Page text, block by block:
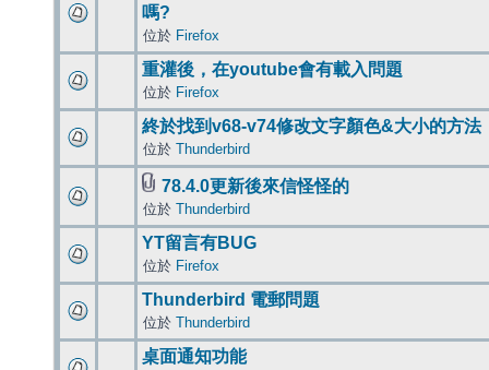
嗎?
位於 Firefox
重灌後，在youtube會有載入問題
位於 Firefox
終於找到v68-v74修改文字顏色&大小的方法
位於 Thunderbird
78.4.0更新後來信怪怪的
位於 Thunderbird
YT留言有BUG
位於 Firefox
Thunderbird 電郵問題
位於 Thunderbird
桌面通知功能